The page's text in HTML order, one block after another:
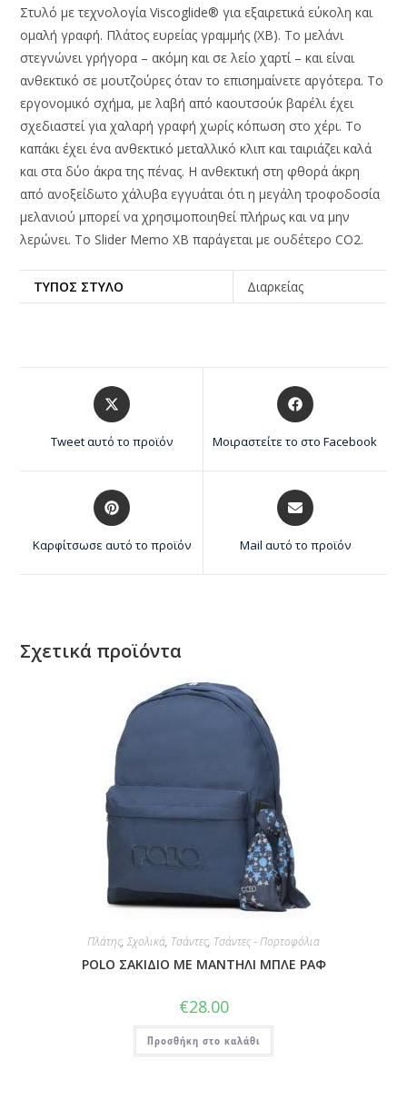
Στυλό με τεχνολογία Viscoglide® για εξαιρετικά εύκολη και
ομαλή γραφή. Πλάτος ευρείας γραμμής (XB). Το μελάνι
στεγνώνει γρήγορα – ακόμη και σε λείο χαρτί – και είναι
ανθεκτικό σε μουτζούρες όταν το επισημαίνετε αργότερα. Το
εργονομικό σχήμα, με λαβή από καουτσούκ βαρέλι έχει
σχεδιαστεί για χαλαρή γραφή χωρίς κόπωση στο χέρι. Το
καπάκι έχει ένα ανθεκτικό μεταλλικό κλιπ και ταιριάζει καλά
και στα δύο άκρα της πένας. Η ανθεκτική στη φθορά άκρη
από ανοξείδωτο χάλυβα εγγυάται ότι η μεγάλη τροφοδοσία
μελανιού μπορεί να χρησιμοποιηθεί πλήρως και να μην
λερώνει. Το Slider Memo XB παράγεται με ουδέτερο CO2.
ΤΎΠΟΣ ΣΤΥΛΌ Διαρκείας
Tweet αυτό το προϊόν Μοιραστείτε το στο Facebook
Καρφίτσωσε αυτό το προϊόν Mail αυτό το προϊόν
Σχετικά προϊόντα
Πλάτης, Σχολικά, Τσάντες, Τσάντες - Πορτοφόλια
POLO ΣΑΚΙΔΙΟ ΜΕ ΜΑΝΤΗΛΙ ΜΠΛΕ ΡΑΦ
€28.00
Προσθήκη στο καλάθι